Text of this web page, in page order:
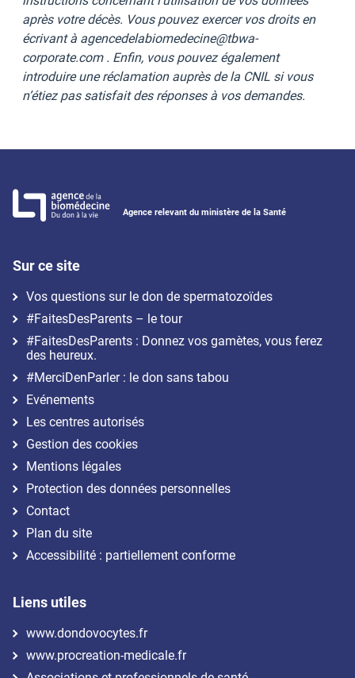
après votre décès. Vous pouvez exercer vos droits en
écrivant à agencedelabiomedecine@tbwa-
corporate.com . Enfin, vous pouvez également
introduire une réclamation auprès de la CNIL si vous
n’étiez pas satisfait des réponses à vos demandes.
Agence relevant du ministère de la Santé
Sur ce site
Vos questions sur le don de spermatozoïdes
#FaitesDesParents – le tour
#FaitesDesParents : Donnez vos gamètes, vous ferez
des heureux.
#MerciDenParler : le don sans tabou
Evénements
Les centres autorisés
Gestion des cookies
Mentions légales
Protection des données personnelles
Contact
Plan du site
Accessibilité : partiellement conforme
Liens utiles
www.dondovocytes.fr
www.procreation-medicale.fr